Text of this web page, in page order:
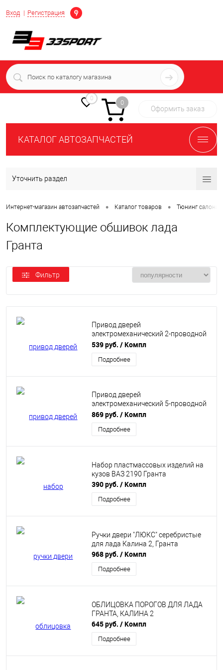
Вход Регистрация
Определение
+7 (939) 716-10-06
пн-пт 7:00-16:00 МСК
0
0
Оформить заказ
КАТАЛОГ АВТОЗАПЧАСТЕЙ
Уточнить раздел
Интернет-магазин автозапчастей • Каталог товаров • Тюнинг салона
Комплектующие обшивок лада
Гранта
Фильтр
Привод дверей
электромеханический 2-проводной
на ВАЗ (центрзамок)
539 руб. / Компл
Подробнее
Привод дверей
электромеханический 5-проводной
на ВАЗ (центрзамок)
869 руб. / Компл
Подробнее
Набор пластмассовых изделий на
кузов ВАЗ 2190 Гранта
390 руб. / Компл
Подробнее
Ручки двери "ЛЮКС" серебристые
для лада Калина 2, Гранта
968 руб. / Компл
Подробнее
ОБЛИЦОВКА ПОРОГОВ ДЛЯ ЛАДА
ГРАНТА, КАЛИНА 2
645 руб. / Компл
Подробнее